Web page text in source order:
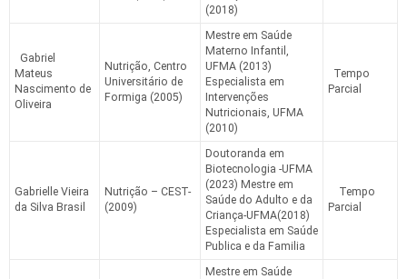
(2018)
Gabriel
Mateus
Nascimento de
Oliveira
Nutrição, Centro
Universitário de
Formiga (2005)
Mestre em Saúde
Materno Infantil,
UFMA (2013)
Especialista em
Intervenções
Nutricionais, UFMA
(2010)
Tempo
Parcial
Gabrielle Vieira
da Silva Brasil
Nutrição – CEST-
(2009)
Doutoranda em
Biotecnologia -UFMA
(2023) Mestre em
Saúde do Adulto e da
Criança-UFMA(2018)
Especialista em Saúde
Publica e da Familia
Tempo
Parcial
Mestre em Saúde